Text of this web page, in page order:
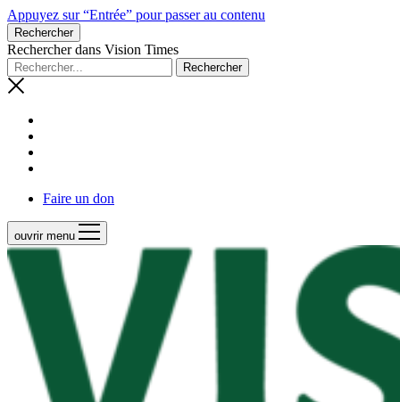
Appuyez sur “Entrée” pour passer au contenu
Rechercher
Rechercher dans Vision Times
Faire un don
ouvrir menu